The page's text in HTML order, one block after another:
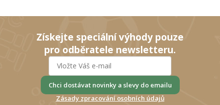
Získejte speciální výhody pouze
pro odběratele newsletteru.
Chci dostávat novinky a slevy do emailu
Zásady zpracování osobních údajů